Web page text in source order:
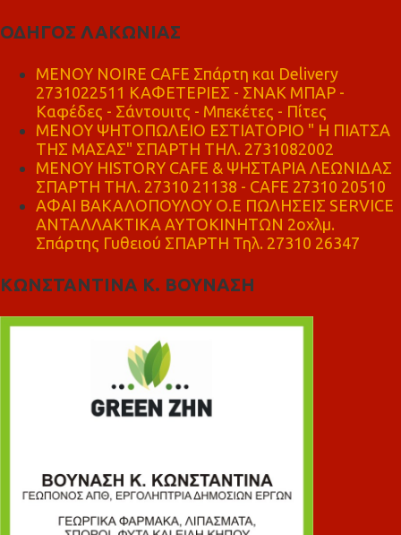
ΟΔΗΓΟΣ ΛΑΚΩΝΙΑΣ
MENOY NOIRE CAFE Σπάρτη και Delivery
2731022511 ΚΑΦΕΤΕΡΙΕΣ - ΣΝΑΚ ΜΠΑΡ -
Καφέδες - Σάντουιτς - Μπεκέτες - Πίτες
ΜΕΝΟΥ ΨΗΤΟΠΩΛΕΙΟ ΕΣΤΙΑΤΟΡΙΟ " Η ΠΙΑΤΣΑ
ΤΗΣ ΜΑΣΑΣ" ΣΠΑΡΤΗ ΤΗΛ. 2731082002
ΜΕΝΟΥ HISTORY CAFE & ΨΗΣΤΑΡΙΑ ΛΕΩΝΙΔΑΣ
ΣΠΑΡΤΗ ΤΗΛ. 27310 21138 - CAFE 27310 20510
ΑΦΑΙ ΒΑΚΑΛΟΠΟΥΛΟΥ Ο.Ε ΠΩΛΗΣΕΙΣ SERVICE
ΑΝΤΑΛΛΑΚΤΙΚΑ ΑΥΤΟΚΙΝΗΤΩΝ 2οχλμ.
Σπάρτης Γυθειού ΣΠΑΡΤΗ Τηλ. 27310 26347
ΚΩΝΣΤΑΝΤΙΝΑ Κ. ΒΟΥΝΑΣΗ